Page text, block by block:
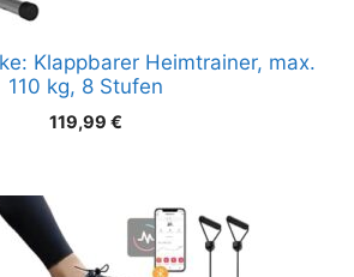
Klappbarer Heimtrainer, max.
110 kg, 8 Stufen
119,99 €